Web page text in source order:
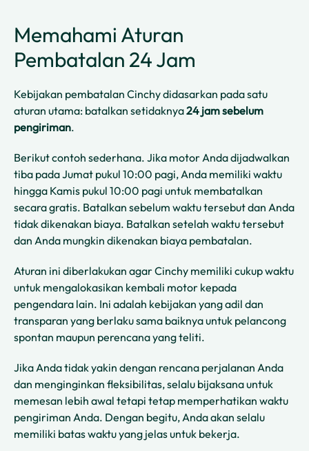
Memahami Aturan
Pembatalan 24 Jam
Kebijakan pembatalan Cinchy didasarkan pada satu
aturan utama: batalkan setidaknya24 jam sebelum
pengiriman.
Berikut contoh sederhana. Jika motor Anda dijadwalkan
tiba pada Jumat pukul 10:00 pagi, Anda memiliki waktu
hingga Kamis pukul 10:00 pagi untuk membatalkan
secara gratis. Batalkan sebelum waktu tersebut dan Anda
tidak dikenakan biaya. Batalkan setelah waktu tersebut
dan Anda mungkin dikenakan biaya pembatalan.
Aturan ini diberlakukan agar Cinchy memiliki cukup waktu
untuk mengalokasikan kembali motor kepada
pengendara lain. Ini adalah kebijakan yang adil dan
transparan yang berlaku sama baiknya untuk pelancong
spontan maupun perencana yang teliti.
Jika Anda tidak yakin dengan rencana perjalanan Anda
dan menginginkan fleksibilitas, selalu bijaksana untuk
memesan lebih awal tetapi tetap memperhatikan waktu
pengiriman Anda. Dengan begitu, Anda akan selalu
memiliki batas waktu yang jelas untuk bekerja.